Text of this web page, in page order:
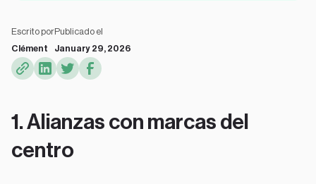
Escrito por
Clément
Publicado el
January 29, 2026
1. Alianzas con marcas del
centro